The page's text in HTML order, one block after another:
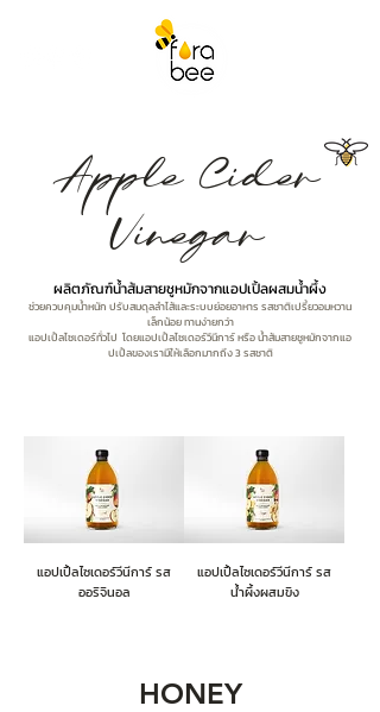
Apple Cider
Vinegar
ผลิตภัณฑ์น้ำส้มสายชูหมักจากแอปเปิ้ลผสมน้ำผึ้ง
ช่วยควบคุมน้ำหนัก ปรับสมดุลลำไส้และระบบย่อยอาหาร รสชาติเปรี้ยวอมหวาน
เล็กน้อย ทานง่ายกว่า
แอปเปิ้ลไซเดอร์ทั่วไป โดยแอปเปิ้ลไซเดอร์วีนีการ์ หรือ น้ำส้มสายชูหมักจากแอ
ปเปิ้ลของเรามีให้เลือกมากถึง 3 รสชาติ
แอปเปิ้ลไซเดอร์วีนีการ์ รส
ออริจินอล
แอปเปิ้ลไซเดอร์วีนีการ์ รส
น้ำผึ้งผสมขิง
HONEY